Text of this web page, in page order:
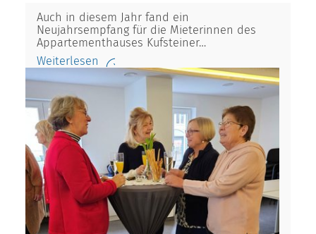
Auch in diesem Jahr fand ein
Neujahrsempfang für die Mieterinnen des
Appartementhauses Kufsteiner…
Weiterlesen